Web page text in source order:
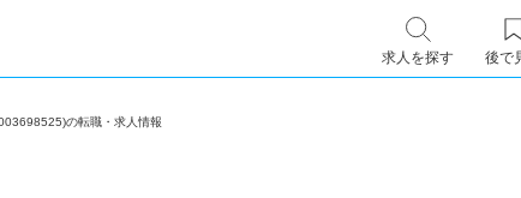
求人を探す 後で
の転職・求人情報